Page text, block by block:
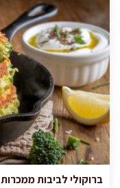
ברוקולי לביבות ממכרות ב-25 דקות, בלי